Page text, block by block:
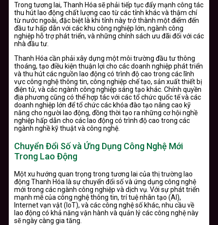
Trong tương lai, Thanh Hóa sẽ phải tiếp tục đẩy mạnh công tác
thu hút lao động chất lượng cao từ các tỉnh khác và thậm chí
từ nước ngoài, đặc biệt là khi tỉnh này trở thành một điểm đến
đầu tư hấp dẫn với các khu công nghiệp lớn, ngành công
nghiệp hỗ trợ phát triển, và những chính sách ưu đãi đối với các
nhà đầu tư.
Thanh Hóa cần phải xây dựng một môi trường đầu tư thông
thoáng, tạo điều kiện thuận lợi cho các doanh nghiệp phát triển
và thu hút các nguồn lao động có trình độ cao trong các lĩnh
vực công nghệ thông tin, công nghiệp chế tạo, sản xuất thiết bị
điện tử, và các ngành công nghiệp sáng tạo khác. Chính quyền
địa phương cũng có thể hợp tác với các tổ chức quốc tế và các
doanh nghiệp lớn để tổ chức các khóa đào tạo nâng cao kỹ
năng cho người lao động, đồng thời tạo ra những cơ hội nghề
nghiệp hấp dẫn cho các lao động có trình độ cao trong các
ngành nghề kỹ thuật và công nghệ.
Chuyển Đổi Số và Ứng Dụng Công Nghệ Mới
Trong Lao Động
Một xu hướng quan trọng trong tương lai của thị trường lao
động Thanh Hóa là sự chuyển đổi số và ứng dụng công nghệ
mới trong các ngành công nghiệp và dịch vụ. Với sự phát triển
mạnh mẽ của công nghệ thông tin, trí tuệ nhân tạo (AI),
Internet vạn vật (IoT), và các công nghệ số khác, nhu cầu về
lao động có khả năng vận hành và quản lý các công nghệ này
sẽ ngày càng gia tăng.